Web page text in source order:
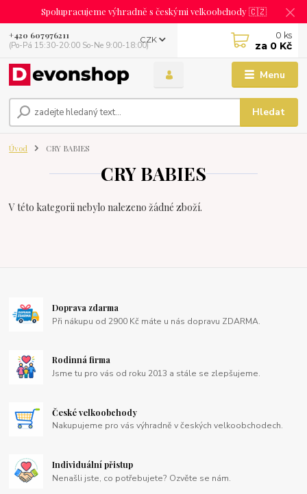
Spolupracujeme výhradně s českými velkoobchody 🇨🇿
Menu
CZK
Hledat
+420 607976211
(Po-Pá 15:30-20:00 So-Ne 9:00-18:00)
0 ks
za 0 Kč
Úvod CRY BABIES
CRY BABIES
V této kategorii nebylo nalezeno žádné zboží.
Doprava zdarma
Při nákupu od 2900 Kč máte u nás dopravu ZDARMA.
Rodinná firma
Jsme tu pro vás od roku 2013 a stále se zlepšujeme.
České velkoobchody
Nakupujeme pro vás výhradně v českých velkoobchodech.
Individuální přistup
Nenašli jste, co potřebujete? Ozvěte se nám.